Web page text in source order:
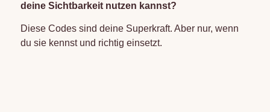
deine Sichtbarkeit nutzen kannst?
Diese Codes sind deine Superkraft. Aber nur, wenn
du sie kennst und richtig einsetzt.